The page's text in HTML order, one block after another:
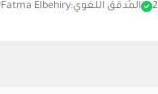
المُدقق اللغوي:Fatma Elbehiry